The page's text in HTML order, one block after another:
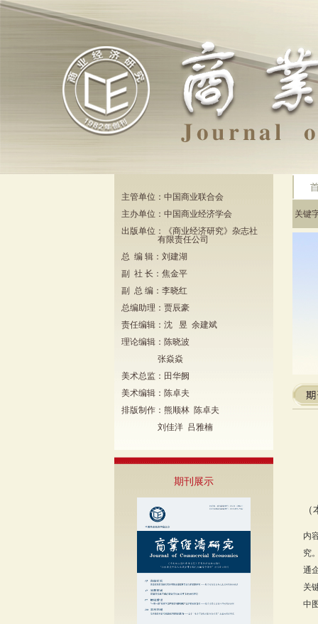
主管单位：中国商业联合会
主办单位：中国商业经济学会
出版单位：《商业经济研究》杂志社
有限责任公司
总 编 辑：刘建湖
副 社 长：焦金平
副 总 编：李晓红
总编助理：贾辰豪
责任编辑：沈 昱 余建斌
理论编辑：陈晓波
张焱焱
美术总监：田华阙
美术编辑：陈卓夫
排版制作：熊顺林 陈卓夫
刘佳洋 吕雅楠
期刊展示
关键
内
究
通
关
中